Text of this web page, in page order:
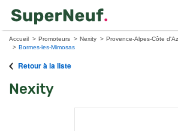
Accueil Promoteurs Nexity Provence-Alpes-Côte
Bormes-les-Mimosas
Retour à la liste
Nexity